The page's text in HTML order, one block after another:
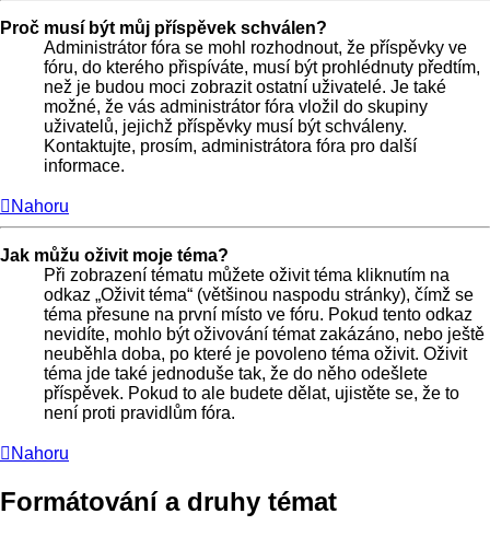
Proč musí být můj příspěvek schválen?
Administrátor fóra se mohl rozhodnout, že příspěvky ve
fóru, do kterého přispíváte, musí být prohlédnuty předtím,
než je budou moci zobrazit ostatní uživatelé. Je také
možné, že vás administrátor fóra vložil do skupiny
uživatelů, jejichž příspěvky musí být schváleny.
Kontaktujte, prosím, administrátora fóra pro další
informace.
Nahoru
Jak můžu oživit moje téma?
Při zobrazení tématu můžete oživit téma kliknutím na
odkaz „Oživit téma“ (většinou naspodu stránky), čímž se
téma přesune na první místo ve fóru. Pokud tento odkaz
nevidíte, mohlo být oživování témat zakázáno, nebo ještě
neuběhla doba, po které je povoleno téma oživit. Oživit
téma jde také jednoduše tak, že do něho odešlete
příspěvek. Pokud to ale budete dělat, ujistěte se, že to
není proti pravidlům fóra.
Nahoru
Formátování a druhy témat